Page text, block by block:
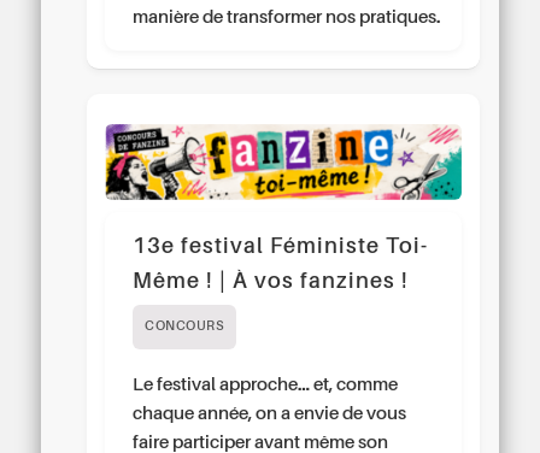
manière de transformer nos pratiques.
13e festival Féministe Toi-
Même ! | À vos fanzines !
CONCOURS
Le festival approche… et, comme
chaque année, on a envie de vous
faire participer avant même son